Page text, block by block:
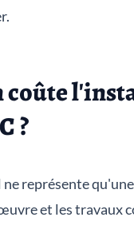
coûte
?
représente
et les travaux